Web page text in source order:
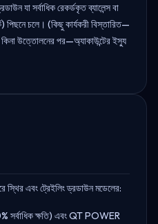
যা সর্বাধিক রেকর্ডকৃত ব্যালেন্স বা
পিছনে চলে। (কিছু কার্যকরী বিস্তারিত—
কিনা উত্তোলনের পর—অ্যাকাউন্টের ইস্যু
এবং ট্রেইলিং ড্রডাউন মডেলের:
সর্বাধিক ক্ষতি) এবং QT POWER